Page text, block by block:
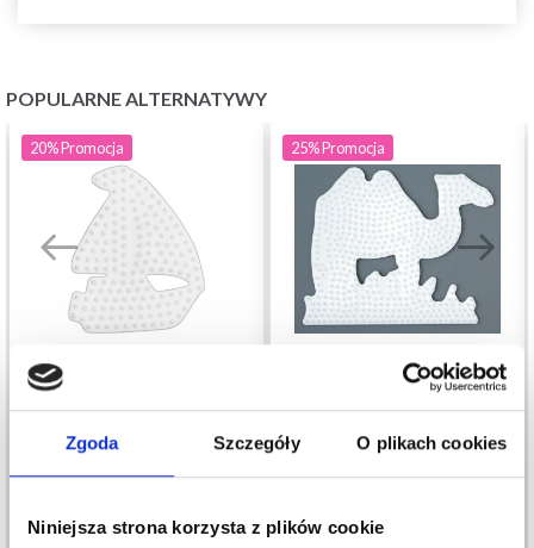
Zgoda Szczegóły O plikach cookies
Niniejsza strona korzysta z plików cookie
POPULARNE ALTERNATYWY
20%Promocja
HAMA MIDI - STATEK
333
5,60 zł 6,99 zł
25%Promocja
HAMA MIDI -
WIELBŁĄD 294
6,75 zł